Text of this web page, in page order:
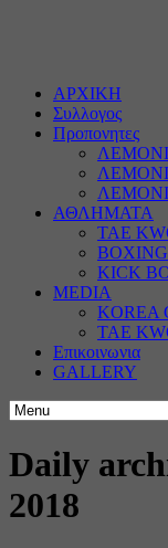
ΑΡΧΙΚΗ
Συλλογος
Προπονητες
ΑΘΛΗΜΑΤΑ
TAE
BOXING
KICK
MEDIA
KOREA
TAE
Επικοινωνια
GALLERY
Daily
2018